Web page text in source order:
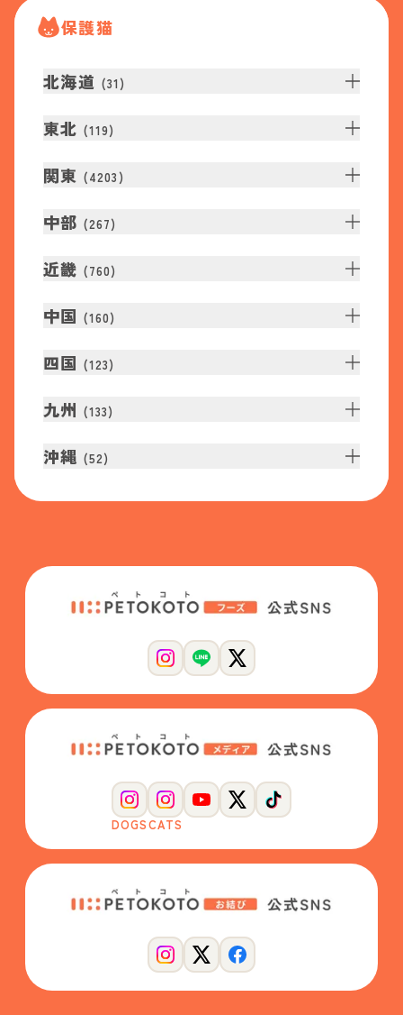
保護猫
北海道 (31 )
東北 (119)
関東 (4203 )
中部 (267)
近畿 (760)
中国 (160)
四国 (123)
九州 (133)
沖縄 (52)
DOGSCATS